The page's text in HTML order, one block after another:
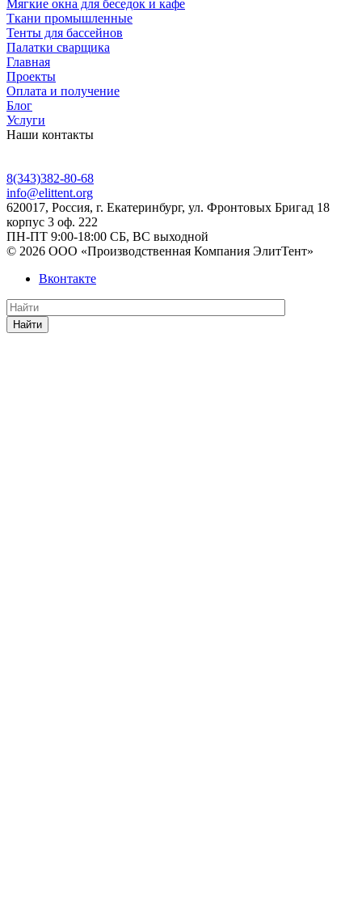
Мягкие окна для беседок и кафе
Ткани промышленные
Тенты для бассейнов
Палатки сварщика
Главная
Проекты
Оплата и получение
Блог
Услуги
Наши контакты
8(343)382-80-68
info@elittent.org
620017, Россия, г. Екатеринбург, ул. Фронтовых Бригад 18
корпус 3 оф. 222
ПН-ПТ 9:00-18:00 СБ, ВС выходной
© 2026 ООО «Производственная Компания ЭлитТент»
Вконтакте
Найти